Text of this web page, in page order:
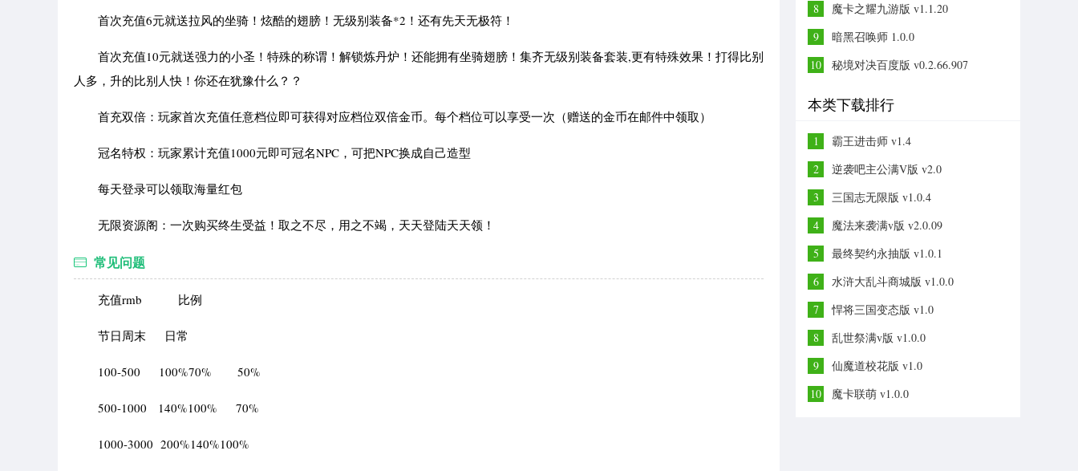
首次充值6元就送拉风的坐骑！炫酷的翅膀！无级别装备*2！还有先天无极符！
首次充值10元就送强力的小圣！特殊的称谓！解锁炼丹炉！还能拥有坐骑翅膀！集齐无级别装备套装,更有特殊效果！打得比别
人多，升的比别人快！你还在犹豫什么？？
首充双倍：玩家首次充值任意档位即可获得对应档位双倍金币。每个档位可以享受一次（赠送的金币在邮件中领取）
冠名特权：玩家累计充值1000元即可冠名NPC，可把NPC换成自己造型
每天登录可以领取海量红包
无限资源阁：一次购买终生受益！取之不尽，用之不竭，天天登陆天天领！
常见问题
充值rmb 比例
节日周末 日常
100-500 100%70% 50%
500-1000 140%100% 70%
1000-3000 200%140%100%
8
魔卡之耀九游版 v1.1.20
9
暗黑召唤师 1.0.0
10
秘境对决百度版 v0.2.66.907
本类下载排行
1
霸王进击师 v1.4
2
逆袭吧主公满V版 v2.0
3
三国志无限版 v1.0.4
4
魔法来袭满v版 v2.0.09
5
最终契约永抽版 v1.0.1
6
水浒大乱斗商城版 v1.0.0
7
悍将三国变态版 v1.0
8
乱世祭满v版 v1.0.0
9
仙魔道校花版 v1.0
10
魔卡联萌 v1.0.0